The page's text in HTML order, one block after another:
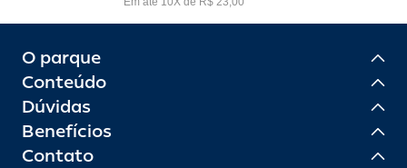
O parque
Conteúdo
Dúvidas
Benefícios
Contato